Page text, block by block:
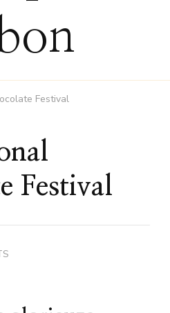
Festival
Festival